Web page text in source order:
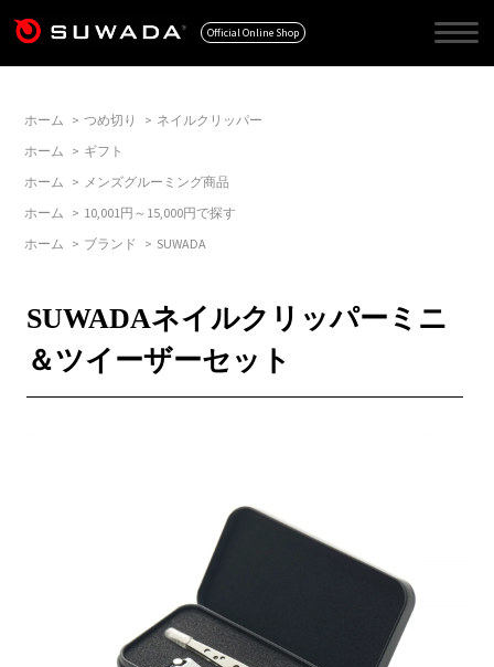
Official Online Shop
ホーム > つめ切り > ネイルクリッパー
ホーム > ギフト
ホーム > メンズグルーミング商品
ホーム > 10,001円～15,000円で探す
ホーム > ブランド > SUWADA
SUWADAネイルクリッパーミニ
＆ツイーザーセット